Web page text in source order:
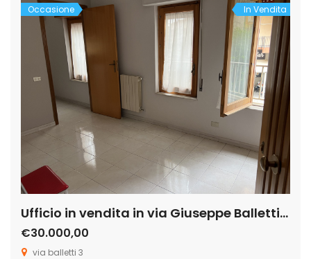
Occasione In Vendita
Ufficio in vendita in via Giuseppe Balletti, 3
€30.000,00
via balletti 3